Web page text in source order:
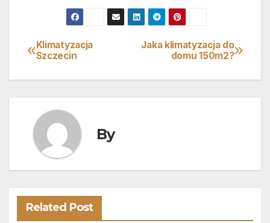
Nawigacja
wpisu
Jaka klimatyzacja do
domu 150m2?
Klimatyzacja
Szczecin
By
Related Post